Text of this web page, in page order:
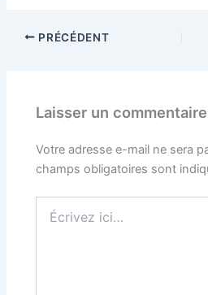
PRÉCÉDENT
Laisser un commentaire
Votre adresse e-mail ne sera
champs obligatoires sont
ici…